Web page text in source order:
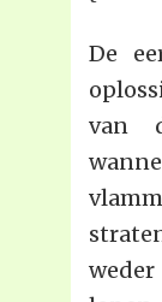
De
van